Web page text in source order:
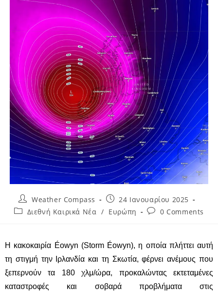
Weather Compass
24 Ιανουαρίου 2025
Διεθνή Καιρικά Νέα / Ευρώπη 0 Comments
Η κακοκαιρία Éowyn (Storm Éowyn), η οποία πλήττει αυτή
τη στιγμή την Ιρλανδία και τη Σκωτία, φέρνει ανέμους που
ξεπερνούν τα 180 χλμ/ώρα, προκαλώντας εκτεταμένες
καταστροφές και σοβαρά προβλήματα στις